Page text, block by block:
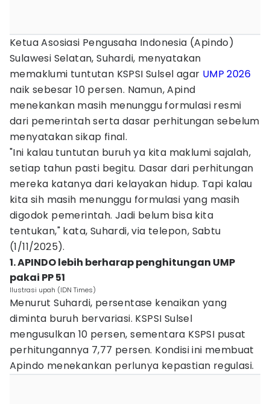
Ketua Asosiasi Pengusaha Indonesia (Apindo)
Sulawesi Selatan, Suhardi, menyatakan
memaklumi tuntutan KSPSI Sulsel agar UMP 2026
naik sebesar 10 persen. Namun, Apind
menekankan masih menunggu formulasi resmi
dari pemerintah serta dasar perhitungan sebelum
menyatakan sikap final.
"Ini kalau tuntutan buruh ya kita maklumi sajalah,
setiap tahun pasti begitu. Dasar dari perhitungan
mereka katanya dari kelayakan hidup. Tapi kalau
kita sih masih menunggu formulasi yang masih
digodok pemerintah. Jadi belum bisa kita
tentukan," kata, Suhardi, via telepon, Sabtu
(1/11/2025).
1. APINDO lebih berharap penghitungan UMP
pakai PP 51
Ilustrasi upah (IDN Times)
Menurut Suhardi, persentase kenaikan yang
diminta buruh bervariasi. KSPSI Sulsel
mengusulkan 10 persen, sementara KSPSI pusat
perhitungannya 7,77 persen. Kondisi ini membuat
Apindo menekankan perlunya kepastian regulasi.